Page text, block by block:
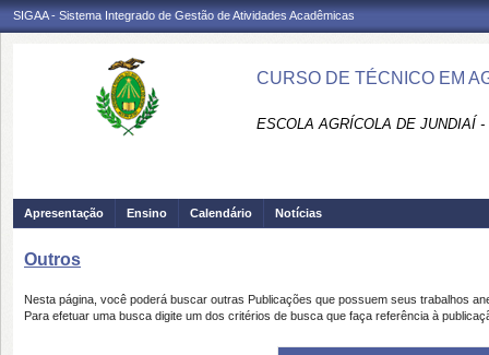
SIGAA - Sistema Integrado de Gestão de Atividades Acadêmicas
CURSO DE TÉCNICO EM
ESCOLA AGRÍCOLA DE JUNDIAÍ -
Apresentação Ensino Calendário Notícias
Outros
Nesta página, você poderá buscar outras Publicações que possuem seus trabalhos
Para efetuar uma busca digite um dos critérios de busca que faça referência à